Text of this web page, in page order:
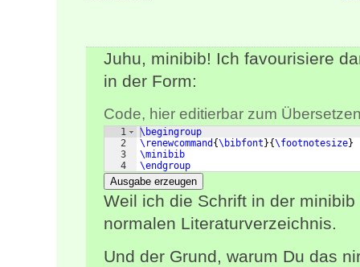
Juhu, minibib! Ich favourisiere
in der Form:
Code, hier editierbar zum
1
2
3
4
\begingroup
\renewcommand {\bibfont }{\footnotesize}
\minibib
\endgroup
Ausgabe erzeugen
Weil ich die Schrift in der
normalen Literaturverzeichnis.
Und der Grund, warum Du das